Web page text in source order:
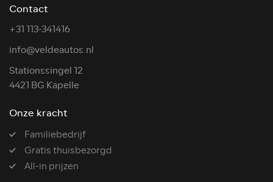
Contact
+31 113-341416
info@veldeautos.nl
Stationssingel 12
4421 BG Kapelle
Onze kracht
Familiebedrijf
Gratis thuisbezorgd
All-in prijzen